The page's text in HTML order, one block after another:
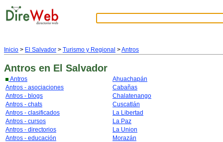
Inicio > El Salvador > Turismo y Regional >Antros
Antros en El Salvador
Antros
Antros - asociaciones
Antros - blogs
Antros - chats
Antros - clasificados
Antros - cursos
Antros - directorios
Antros - educación
Ahuachapán
Cabañas
Chalatenango
Cuscatlán
La Libertad
La Paz
La Union
Morazán